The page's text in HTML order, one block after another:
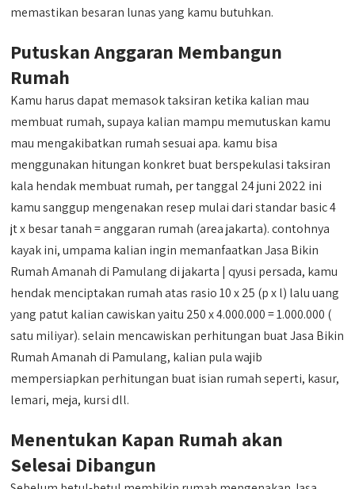
memastikan besaran lunas yang kamu butuhkan.
Putuskan Anggaran Membangun
Rumah
Kamu harus dapat memasok taksiran ketika kalian mau
membuat rumah, supaya kalian mampu memutuskan kamu
mau mengakibatkan rumah sesuai apa. kamu bisa
menggunakan hitungan konkret buat berspekulasi taksiran
kala hendak membuat rumah, per tanggal 24 juni 2022 ini
kamu sanggup mengenakan resep mulai dari standar basic 4
jt x besar tanah = anggaran rumah (area jakarta). contohnya
kayak ini, umpama kalian ingin memanfaatkan Jasa Bikin
Rumah Amanah di Pamulang di jakarta | qyusi persada, kamu
hendak menciptakan rumah atas rasio 10 x 25 (p x l) lalu uang
yang patut kalian cawiskan yaitu 250 x 4.000.000 = 1.000.000 (
satu miliyar). selain mencawiskan perhitungan buat Jasa Bikin
Rumah Amanah di Pamulang, kalian pula wajib
mempersiapkan perhitungan buat isian rumah seperti, kasur,
lemari, meja, kursi dll.
Menentukan Kapan Rumah akan
Selesai Dibangun